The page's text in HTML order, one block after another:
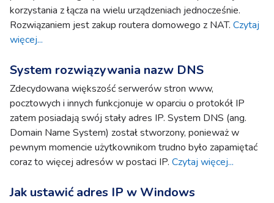
korzystania z łącza na wielu urządzeniach jednocześnie.
Rozwiązaniem jest zakup routera domowego z NAT. Czytaj
więcej...
System rozwiązywania nazw DNS
Zdecydowana większość serwerów stron www,
pocztowych i innych funkcjonuje w oparciu o protokół IP
zatem posiadają swój stały adres IP. System DNS (ang.
Domain Name System) został stworzony, ponieważ w
pewnym momencie użytkownikom trudno było zapamiętać
coraz to więcej adresów w postaci IP. Czytaj więcej...
Jak ustawić adres IP w Windows